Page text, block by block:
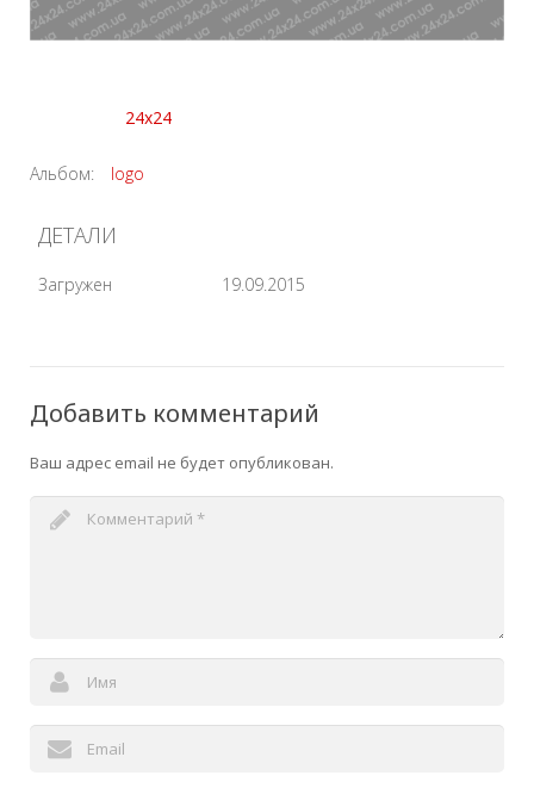
24x24
Альбом: logo
ДЕТАЛИ
Загружен 19.09.2015
Добавить комментарий
Ваш адрес email не будет опубликован.